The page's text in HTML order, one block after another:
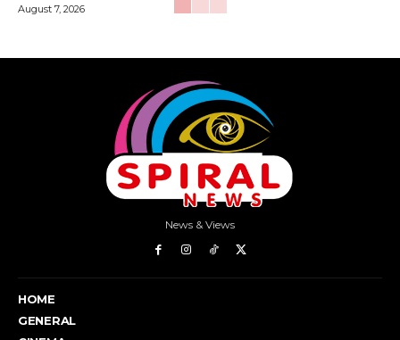
August 7, 2026
News & Views
HOME
GENERAL